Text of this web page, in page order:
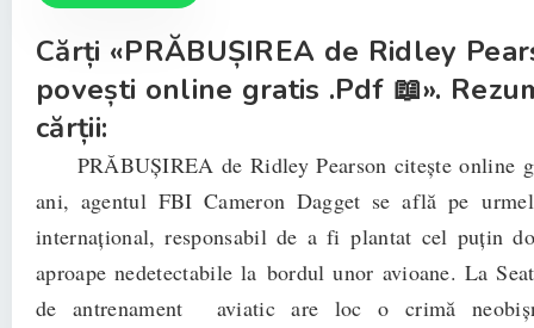
Cărți «PRĂBUȘIREA de Ridley
povești online gratis .Pdf 📖».
cărții:
PRĂBUȘIREA de Ridley Pearson citește online
ani, agentul FBI Cameron Dagget se află pe
internaţional, responsabil de a fi plantat cel puţin
aproape nedetectabile la bordul unor avioane. La
de antrenament aviatic are loc o crimă